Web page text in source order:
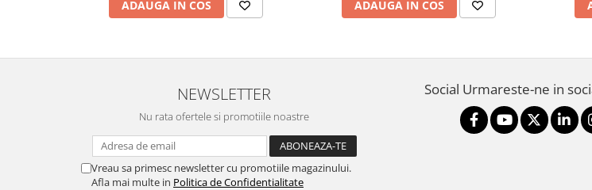
ADAUGA IN COS ADAUGA IN COS
NEWSLETTER
Nu rata ofertele si promotiile noastre
Vreau sa primesc newsletter cu promotiile magazinului.
Afla mai multe in Politica de Confidentialitate
Social Urmareste-ne in